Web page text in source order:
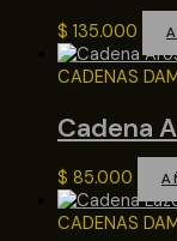
$ 135.000
CADENAS
Cadena
$ 85.000
CADENAS